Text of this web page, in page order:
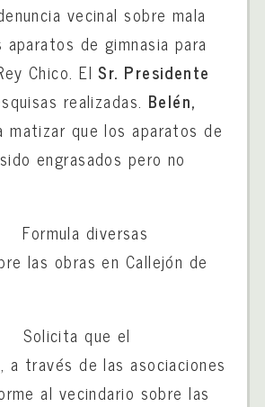
vecinal sobre mala
de gimnasia para
Chico. ElSr. Presidente
realizadas. Belén,
matizar que los aparatos de
engrasados pero no
diversas
las obras en Callejón de
que el
a través de las asociaciones
al vecindario sobre las